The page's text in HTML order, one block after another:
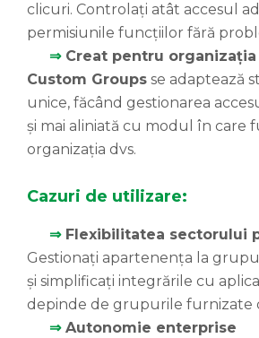
clicuri. Controlați atât accesul
permisiunile funcțiilor fără
⇒Creat pentru organizația
Custom Groups se adaptează
unice, făcând gestionarea
și mai aliniată cu modul în care
organizația dvs.
Cazuri de utilizare:
⇒ Flexibilitatea sectorului
Gestionați apartenența la
și simplificați integrările cu
depinde de grupurile furnizate
⇒Autonomie enterprise